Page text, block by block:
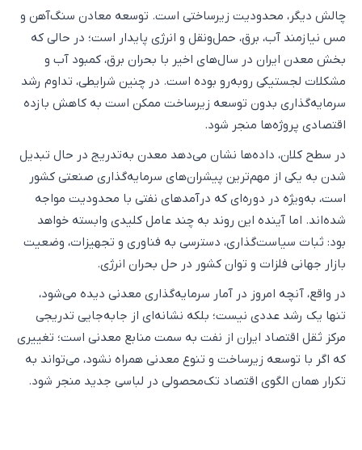
چالش دیگر، محدودیت زیرساختی است. توسعه معادن سنگ‌آهن و
مس نیازمند آب، برق، حمل‌ونقل و انرژی پایدار است؛ در حالی که
بخش معدن ایران در سال‌های اخیر با بحران برق، کمبود آب و
مشکلات لجستیکی روبه‌رو بوده است. در چنین شرایطی، تداوم رشد
سرمایه‌گذاری بدون توسعه زیرساخت ممکن است به کاهش بازده
اقتصادی پروژه‌ها منجر شود.
در سطح کلان، داده‌ها نشان می‌دهد معدن به‌تدریج در حال تبدیل
شدن به یکی از مهم‌ترین پیشران‌های سرمایه‌گذاری صنعتی کشور
است، به‌ویژه در دوره‌ای که درآمدهای نفتی با محدودیت مواجه
شده‌اند. اما آینده این روند به چند عامل کلیدی وابسته خواهد
بود: ثبات سیاست‌گذاری، دسترسی به فناوری و تجهیزات، وضعیت
بازار جهانی فلزات و توان کشور در حل بحران انرژی.
در واقع، آنچه امروز در آمار سرمایه‌گذاری معدنی دیده می‌شود،
تنها یک رشد عددی نیست؛ بلکه نشانه‌ای از جابه‌جایی تدریجی
مرکز ثقل اقتصاد ایران از نفت به سمت منابع معدنی است؛ تغییری
که اگر با توسعه زیرساخت و تنوع معدنی همراه نشود، می‌تواند به
تکرار همان الگوی اقتصاد تک‌محصولی در لباسی جدید منجر شود.